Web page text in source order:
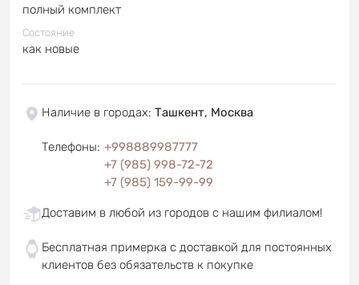
полный комплект
Состояние
как новые
Наличие в городах: Ташкент, Москва
Телефоны: +998889987777
+7 (985) 998-72-72
+7 (985) 159-99-99
Доставим в любой из городов с нашим филиалом!
Бесплатная примерка с доставкой для постоянных
клиентов без обязательств к покупке